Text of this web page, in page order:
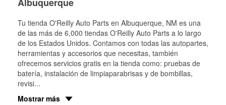
Tu tienda O'Reilly Auto Parts en Albuquerque, NM es una
de las más de 6,000 tiendas O'Reilly Auto Parts a lo largo
de los Estados Unidos. Contamos con todas las autopartes,
herramientas y accesorios que necesitas, también
ofrecemos servicios gratis en la tienda como: pruebas de
batería, instalación de limpiaparabrisas y de bombillas,
revisi...
Mostrar más